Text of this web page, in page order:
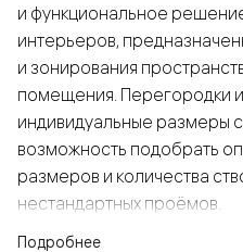
и функциональное
интерьеров,
и зонирования
помещения. Перегородки
индивидуальные размеры
возможность подобрать
размеров и количества
нестандартных проёмов.
Подробнее